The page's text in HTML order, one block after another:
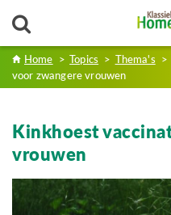
Home > Topics > Thema's >
voor zwangere vrouwen
Kinkhoest
vrouwen